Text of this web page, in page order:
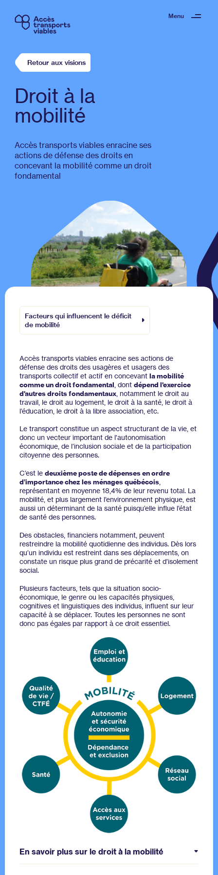
Retour aux visions
Droit à la
mobilité
Accès transports viables enracine ses
actions de défense des droits en
concevant la mobilité comme un droit
fondamental
Menu
Facteurs qui influencent le déficit
de mobilité
Accès transports viables enracine ses actions de
défense des droits des usagères et usagers des
transports collectif et actif en concevant la mobilité
comme un droit fondamental , dont dépend l'exercice
d'autres droits fondamentaux , notamment le droit au
travail, le droit au logement, le droit à la santé, le droit à
l’éducation, le droit à la libre association, etc.
Le transport constitue un aspect structurant de la vie, et
donc un vecteur important de l'autonomisation
économique, de l’inclusion sociale et de la participation
citoyenne des personnes.
C’est le deuxième poste de dépenses en ordre
d’importance chez les ménages québécois
représentant en moyenne 18,4% de leur revenu total. La
mobilité, et plus largement l’environnement physique, est
aussi un déterminant de la santé puisqu’elle influe l’état
de santé des personnes.
Des obstacles, financiers notamment, peuvent
restreindre la mobilité quotidienne des individus. Dès lors
qu’un individu est restreint dans ses déplacements, on
constate un risque plus grand de précarité et d’isolement
social.
Plusieurs facteurs, tels que la situation socio-
économique, le genre ou les capacités physiques,
cognitives et linguistiques des individus, influent sur leur
capacité à se déplacer. Toutes les personnes ne sont
donc pas égales par rapport à ce droit essentiel.
En savoir plus sur le droit à la mobilité